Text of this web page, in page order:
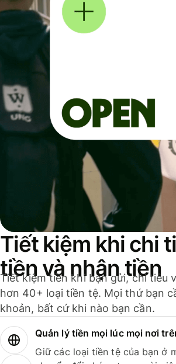
Tiết kiệm khi chi
tiền và nhận tiền
Tiết kiệm tiền khi bạn gửi, chi tiêu
hơn 40+ loại tiền tệ. Mọi thứ bạn
khoản, bất cứ khi nào bạn cần.
Quản lý tiền mọi lúc mọi nơi
Giữ các loại tiền tệ của bạn ở